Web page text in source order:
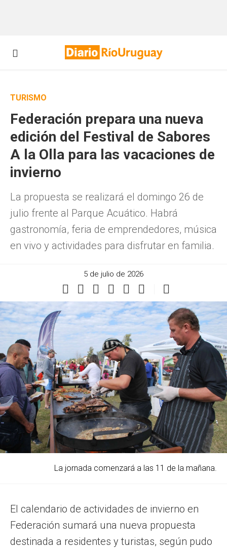
TURISMO
Federación prepara una nueva
edición del Festival de Sabores
A la Olla para las vacaciones de
invierno
La propuesta se realizará el domingo 26 de
julio frente al Parque Acuático. Habrá
gastronomía, feria de emprendedores, música
en vivo y actividades para disfrutar en familia.
5 de julio de 2026
La jornada comenzará a las 11 de la mañana.
El calendario de actividades de invierno en
Federación sumará una nueva propuesta
destinada a residentes y turistas, según pudo